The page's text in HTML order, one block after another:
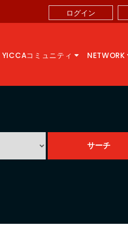
ログイン
YICCAコミュニティ NETWORK